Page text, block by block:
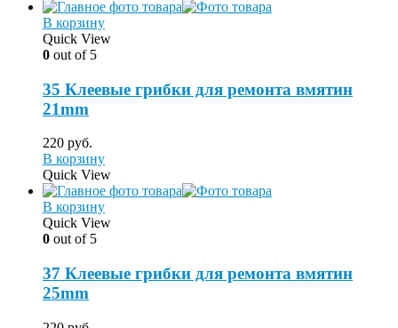
В корзину
Quick View
0 out of 5
35 Клеевые грибки для ремонта вмятин
21mm
220 руб.
В корзину
Quick View
В корзину
Quick View
0 out of 5
37 Клеевые грибки для ремонта вмятин
25mm